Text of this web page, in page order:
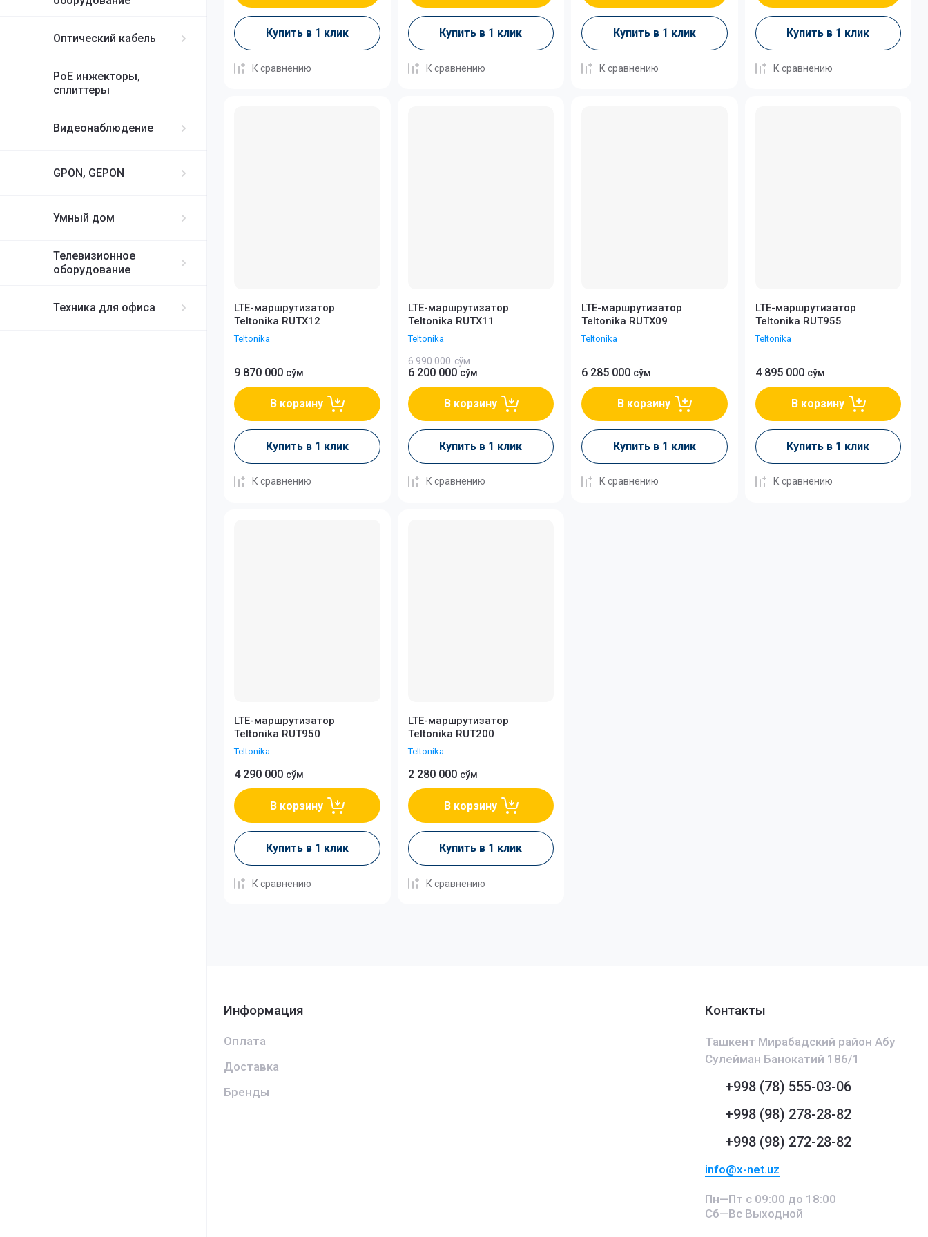
Оптический кабель
PoE инжекторы,
сплиттеры
Видеонаблюдение
GPON, GEPON
Умный дом
Телевизионное
оборудование
Техника для офиса
Купить в 1 клик
К сравнению
Купить в 1 клик
К сравнению
Купить в 1 клик
К сравнению
Купить в 1 клик
К сравнению
LTE-маршрутизатор
Teltonika RUTX12
Teltonika
9 870 000 сўм
В корзину
Купить в 1 клик
К сравнению
LTE-маршрутизатор
Teltonika RUTX11
Teltonika
6 990 000 сўм
6 200 000 сўм
В корзину
Купить в 1 клик
К сравнению
LTE-маршрутизатор
Teltonika RUTX09
Teltonika
6 285 000 сўм
В корзину
Купить в 1 клик
К сравнению
LTE-маршрутизатор
Teltonika RUT955
Teltonika
4 895 000 сўм
В корзину
Купить в 1 клик
К сравнению
LTE-маршрутизатор
Teltonika RUT950
Teltonika
4 290 000 сўм
В корзину
Купить в 1 клик
К сравнению
LTE-маршрутизатор
Teltonika RUT200
Teltonika
2 280 000 сўм
В корзину
Купить в 1 клик
К сравнению
Информация
Оплата
Доставка
Бренды
Контакты
Ташкент Мирабадский район Абу
Сулейман Банокатий 186/1
+998 (78) 555-03-06
+998 (98) 278-28-82
+998 (98) 272-28-82
info@x-net.uz
Пн—Пт с 09:00 до 18:00
Сб—Вс Выходной